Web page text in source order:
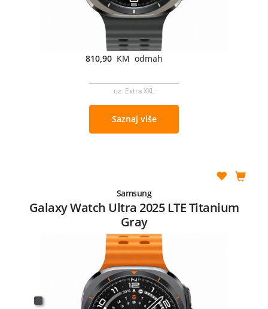
810,90 KM odmah
uz Extra XXL
Saznaj više
Samsung
Galaxy Watch Ultra 2025 LTE Titanium
Gray